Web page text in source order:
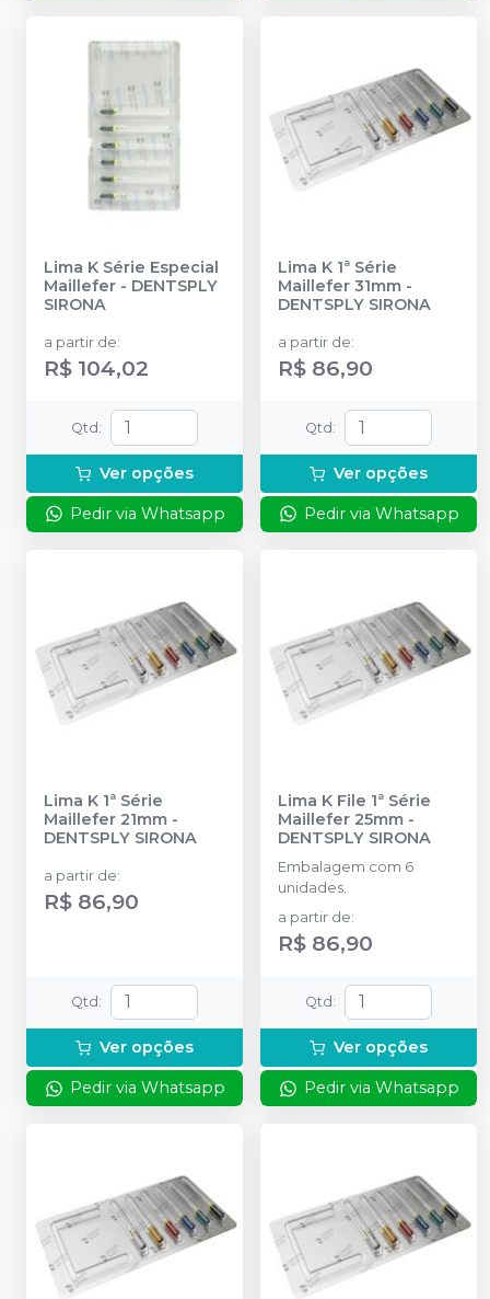
Lima K Série Especial
Maillefer - DENTSPLY
SIRONA
a partir de:
R$ 104,02
Qtd :
Ver opções
Pedir via Whatsapp
Lima K 1ª Série
Maillefer 31mm -
DENTSPLY SIRONA
a partir de:
R$ 86,90
Qtd :
Ver opções
Pedir via Whatsapp
Lima K 1ª Série
Maillefer 21mm -
DENTSPLY SIRONA
a partir de:
R$ 86,90
Qtd :
Ver opções
Pedir via Whatsapp
Lima K File 1ª Série
Maillefer 25mm -
DENTSPLY SIRONA
Embalagem com 6
unidades.
a partir de:
R$ 86,90
Qtd :
Ver opções
Pedir via Whatsapp